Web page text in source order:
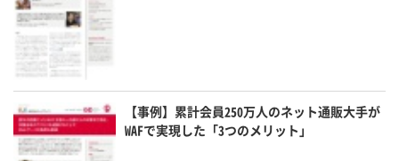
【事例】累計会員250万人のネット通販大手が
WAFで実現した「3つのメリット」